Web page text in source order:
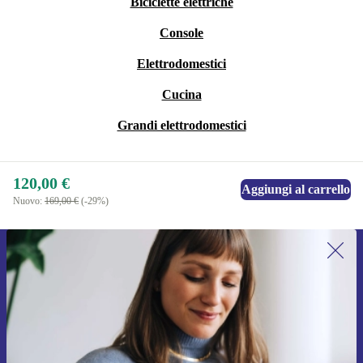
Console
Elettrodomestici
Cucina
Grandi elettrodomestici
120,00 €
Nuovo: 169,00 € (-29%)
Aggiungi al carrello
Iscriviti per la prima volta alla nostra
newsletter e ottieni 15€ di sconto!
Non farti più scappare le migliori offerte.